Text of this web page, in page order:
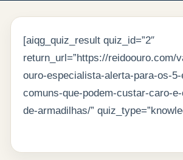
[aiqg_quiz_result quiz_id=”2″
return_url=”https://reidoouro.com/
ouro-especialista-alerta-para-os-
comuns-que-podem-custar-caro-
de-armadilhas/”